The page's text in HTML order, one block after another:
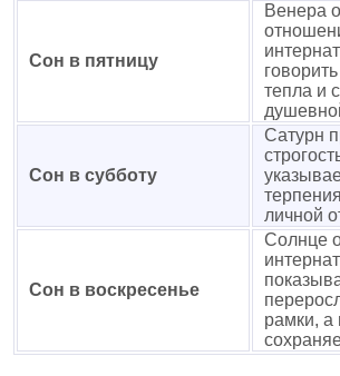
Сон в пятницу
Венера
тепла и
Сон в субботу
Сатурн
личной
Сон в воскресенье
Солнце
рамки, а